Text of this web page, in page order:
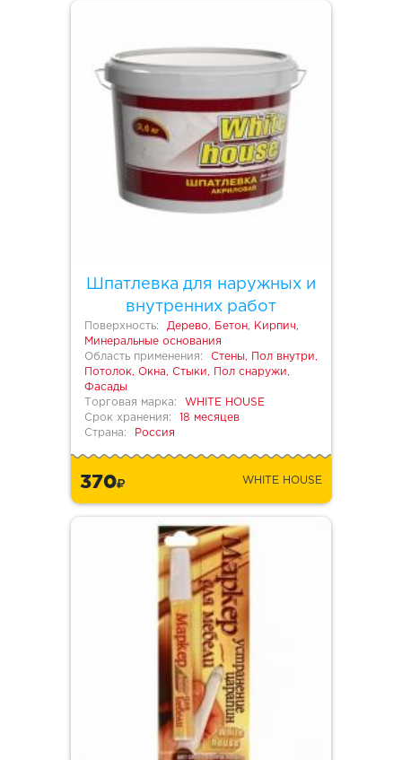
Шпатлевка для наружных и
внутренних работ
Поверхность:
Дерево, Бетон, Кирпич,
Минеральные основания
Область применения:
Стены, Пол внутри,
Потолок, Окна, Стыки, Пол снаружи,
Фасады
Торговая марка:
WHITE HOUSE
Срок хранения:
18 месяцев
Страна:
Россия
370 WHITE HOUSE